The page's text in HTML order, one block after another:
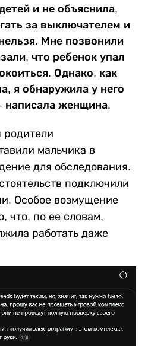
и не объяснила,
за выключателем и
Мне позвонили
что ребенок упал
Однако, как
я обнаружила у него
написала женщина.
родители
мальчика в
для обследования.
подключили
Особое возмущение
что, по ее словам,
работать даже